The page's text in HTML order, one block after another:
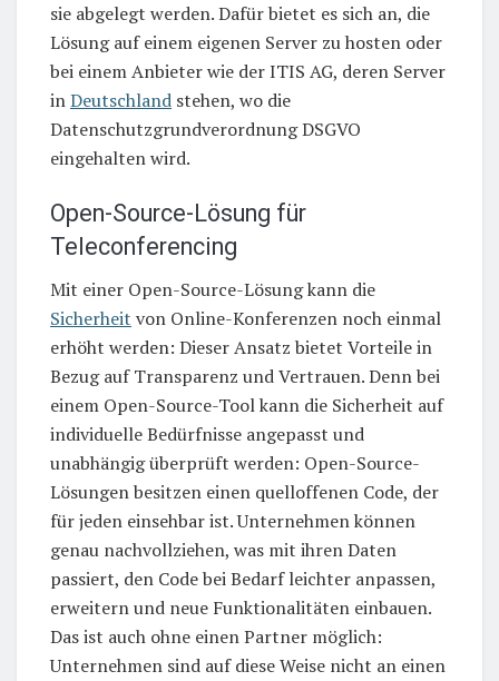
sie abgelegt werden. Dafür bietet es sich an, die
Lösung auf einem eigenen Server zu hosten oder
bei einem Anbieter wie der ITIS AG, deren Server
inDeutschland stehen, wo die
Datenschutzgrundverordnung DSGVO
eingehalten wird.
Open-Source-Lösung für
Teleconferencing
Mit einer Open-Source-Lösung kann die
Sicherheit von Online-Konferenzen noch einmal
erhöht werden: Dieser Ansatz bietet Vorteile in
Bezug auf Transparenz und Vertrauen. Denn bei
einem Open-Source-Tool kann die Sicherheit auf
individuelle Bedürfnisse angepasst und
unabhängig überprüft werden: Open-Source-
Lösungen besitzen einen quelloffenen Code, der
für jeden einsehbar ist. Unternehmen können
genau nachvollziehen, was mit ihren Daten
passiert, den Code bei Bedarf leichter anpassen,
erweitern und neue Funktionalitäten einbauen.
Das ist auch ohne einen Partner möglich:
Unternehmen sind auf diese Weise nicht an einen